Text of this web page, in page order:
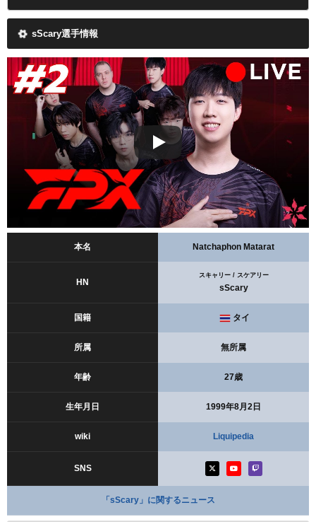
sScary選手情報
本名 Natchaphon Matarat
HN
スキャリー / スケアリー
sScary
国籍 タイ
所属 無所属
年齢 27歳
生年月日 1999年8月2日
wiki Liquipedia
SNS
「sScary」に関するニュース